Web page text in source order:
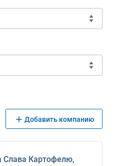
Добавить компанию
Слава Картофелю,